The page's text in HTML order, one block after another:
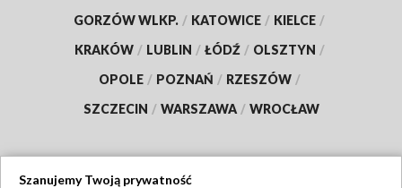
GORZÓW WLKP. / KATOWICE / KIELCE /
KRAKÓW / LUBLIN / ŁÓDŹ / OLSZTYN /
OPOLE / POZNAŃ / RZESZÓW /
SZCZECIN / WARSZAWA / WROCŁAW
Szanujemy Twoją prywatność